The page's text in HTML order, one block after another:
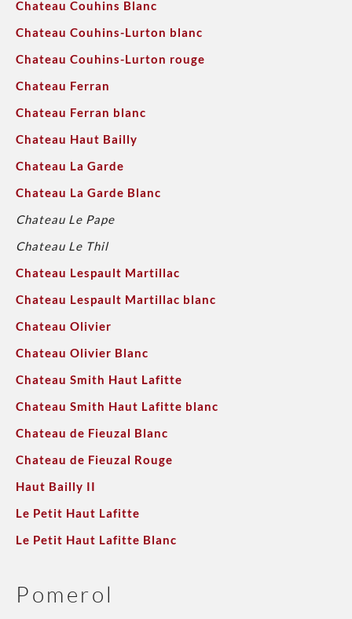
Chateau Couhins Blanc
Chateau Couhins-Lurton blanc
Chateau Couhins-Lurton rouge
Chateau Ferran
Chateau Ferran blanc
Chateau Haut Bailly
Chateau La Garde
Chateau La Garde Blanc
Chateau Le Pape
Chateau Le Thil
Chateau Lespault Martillac
Chateau Lespault Martillac blanc
Chateau Olivier
Chateau Olivier Blanc
Chateau Smith Haut Lafitte
Chateau Smith Haut Lafitte blanc
Chateau de Fieuzal Blanc
Chateau de Fieuzal Rouge
Haut Bailly II
Le Petit Haut Lafitte
Le Petit Haut Lafitte Blanc
Pomerol